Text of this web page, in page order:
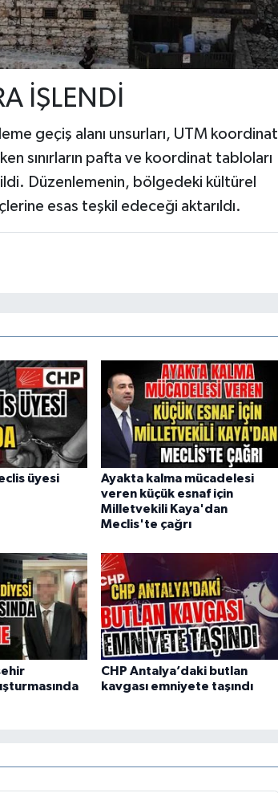
İŞLENDİ
geçiş alanı unsurları, UTM koordinat
sınırların pafta ve koordinat tabloları
Düzenlemenin, bölgedeki kültürel
esas teşkil edeceği aktarıldı.
üyesi
Ayakta kalma mücadelesi
veren küçük esnaf için
Milletvekili Kaya'dan
Meclis'te çağrı
CHP Antalya’daki butlan
kavgası emniyete taşındı